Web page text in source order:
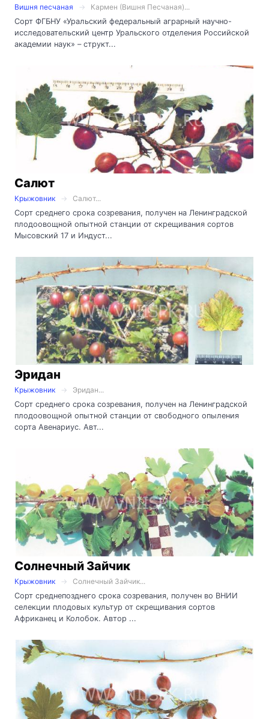
Вишня песчаная
Кармен (Вишня Песчаная)...
Сорт ФГБНУ «Уральский федеральный аграрный научно-
исследовательский центр Уральского отделения Российской
академии наук» – структ...
Салют
Крыжовник
Салют...
Сорт среднего срока созревания, получен на Ленинградской
плодоовощной опытной станции от скрещивания сортов
Мысовский 17 и Индуст...
Эридан
Крыжовник
Эридан...
Сорт среднего срока созревания, получен на Ленинградской
плодоовощной опытной станции от свободного опыления
сорта Авенариус. Авт...
Солнечный Зайчик
Крыжовник
Солнечный Зайчик...
Сорт среднепозднего срока созревания, получен во ВНИИ
селекции плодовых культур от скрещивания сортов
Африканец и Колобок. Автор ...